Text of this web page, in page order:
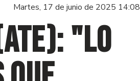
Martes, 17 de junio de 2025 14:08
"Lo